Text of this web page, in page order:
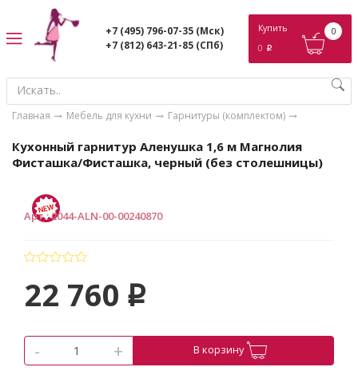
+7 (495) 796-07-35 (Мск)
+7 (812) 643-21-85 (СПб)
Купить
0 p
0
Главная Мебель для кухни Гарнитуры (комплектом)
Кухонный гарнитур Аленушка 1,6 м Магнолия
Фисташка/Фисташка, черный (без столешницы)
Арт.:2044-ALN-00-00240870
22 760 p
- + В корзину